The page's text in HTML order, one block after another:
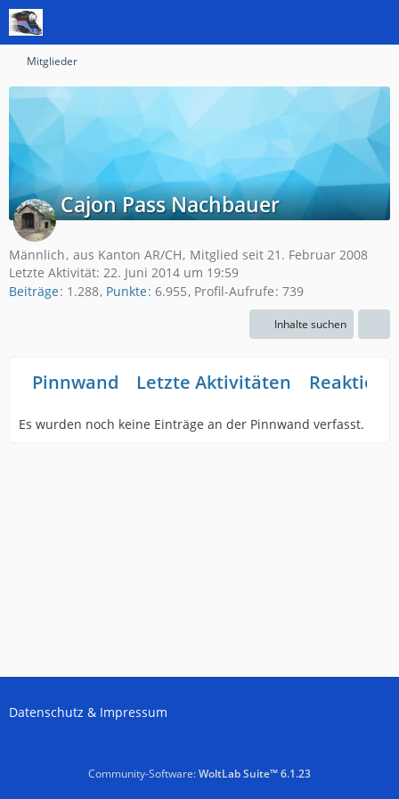
Mitglieder
Cajon Pass Nachbauer
Männlich aus Kanton AR/CH Mitglied seit 21. Februar 2008
Letzte Aktivität: 22. Juni 2014 um 19:59
Beiträge 1.288 Punkte 6.955 Profil-Aufrufe 739
Inhalte suchen
Pinnwand Letzte Aktivitäten
Es wurden noch keine Einträge an der Pinnwand verfasst.
Datenschutz & Impressum
Community-Software:WoltLab Suite™ 6.1.23